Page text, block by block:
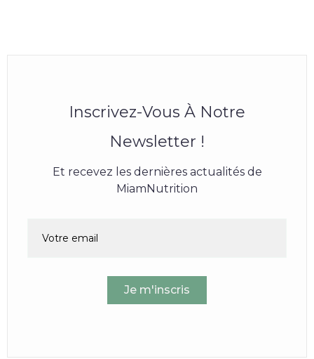
Inscrivez-Vous À Notre
Newsletter !
Et recevez les dernières actualités de
MiamNutrition